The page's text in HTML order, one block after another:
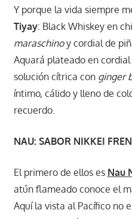
Y porque la vida siempre
Tiyay: Black Whiskey en
maraschinoy cordial de
Aquará plateado en
solución cítrica con ginger
íntimo, cálido y lleno de
recuerdo.
NAU: SABOR NIKKEI
El primero de ellos es Nau
atún flameado conoce el
Aquí la vista al Pacífico no